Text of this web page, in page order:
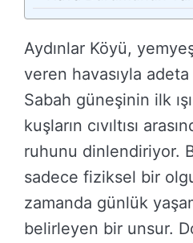
Aydınlar Köyü,
veren havasıyla
Sabah güneşinin ilk
kuşların cıvıltısı
ruhunu dinlendiriyor.
sadece fiziksel bir
zamanda günlük
belirleyen bir unsur.